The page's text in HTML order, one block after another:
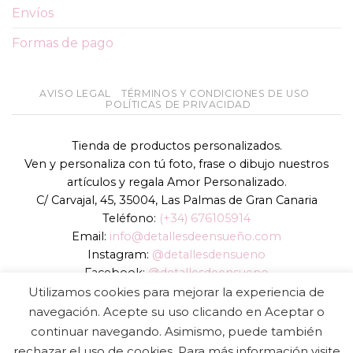
Envíos
Formas de pago
AVISO LEGAL
TÉRMINOS Y CONDICIONES DE USO
POLÍTICAS DE PRIVACIDAD
Tienda de productos personalizados.
Ven y personaliza con tú foto, frase o dibujo nuestros
artículos y regala Amor Personalizado.
C/ Carvajal, 45, 35004, Las Palmas de Gran Canaria
Teléfono: (+34) 676105914
Email: info@detallesdeensueño.com
Instagram: @detallesdensueno
Facebook: @detallesdeensueno
TikTok: @detallesdensueno
Página web:www.detallesdeensueño.com
Copyright 2026 © DIGALOWEB.COM
Utilizamos cookies para mejorar la experiencia de
navegación. Acepte su uso clicando en Aceptar o
continuar navegando. Asimismo, puede también